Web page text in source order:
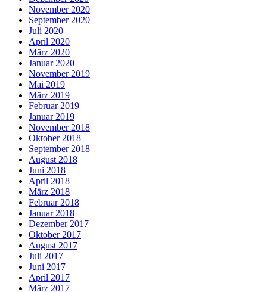
November 2020
September 2020
Juli 2020
April 2020
März 2020
Januar 2020
November 2019
Mai 2019
März 2019
Februar 2019
Januar 2019
November 2018
Oktober 2018
September 2018
August 2018
Juni 2018
April 2018
März 2018
Februar 2018
Januar 2018
Dezember 2017
Oktober 2017
August 2017
Juli 2017
Juni 2017
April 2017
März 2017